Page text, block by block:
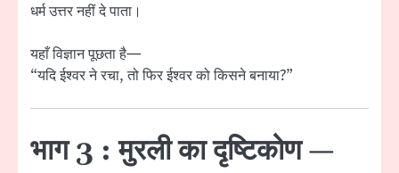
धर्म उत्तर नहीं दे पाता।
यहाँ विज्ञान पूछता है—
“यदि ईश्वर ने रचा, तो फिर ईश्वर को किसने बनाया?”
भाग 3 : मुरली का दृष्टिकोण —